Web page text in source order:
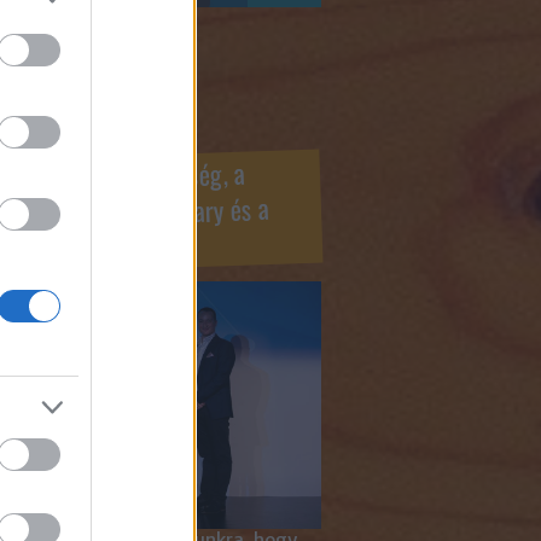
oldaldoboz
Marketing Szövetség, a
az Internet Hungary és a